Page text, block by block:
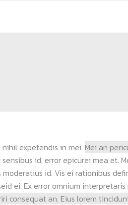
expetendis in mei. Mei an
id, error epicurei mea et.
id. Vis ei rationibus
ei. Ex error omnium
consequat an. Eius lorem